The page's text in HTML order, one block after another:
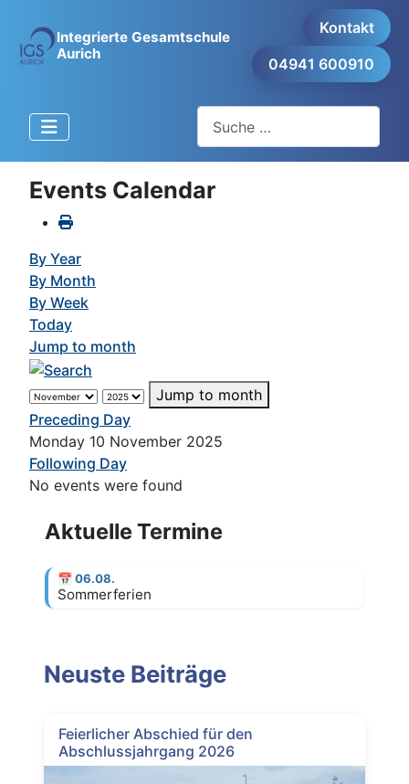
Integrierte Gesamtschule
Aurich
Kontakt
04941 600910
Events Calendar
By Year
By Month
By Week
Today
Jump to month
Jump to month
Preceding Day
Monday 10 November 2025
Following Day
No events were found
Aktuelle Termine
📅 06.08.
Sommerferien
Neuste Beiträge
Feierlicher Abschied für den
Abschlussjahrgang 2026